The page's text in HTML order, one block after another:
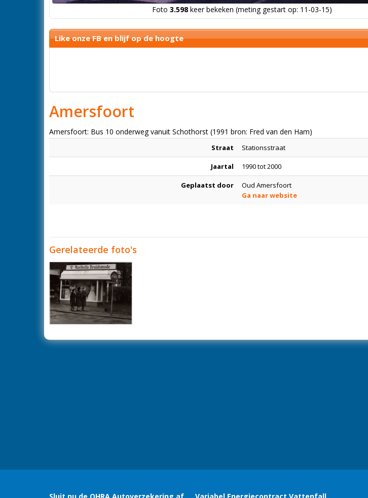
Foto 3.598keer bekeken (meting gestart op: 11-03-15)
Like onze FB en blijf op de hoogte
Amersfoort
Amersfoort: Bus 10 onderweg vanuit Schothorst (1991 bron: Fred van den Ham)
Straat Stationsstraat
Jaartal 1990 tot 2000
Geplaatst door
Oud Amersfoort
Ga naar website
Gerelateerde foto's